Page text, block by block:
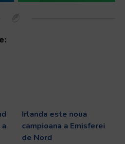
Irlanda este noua
campioana a Emisferei
de Nord